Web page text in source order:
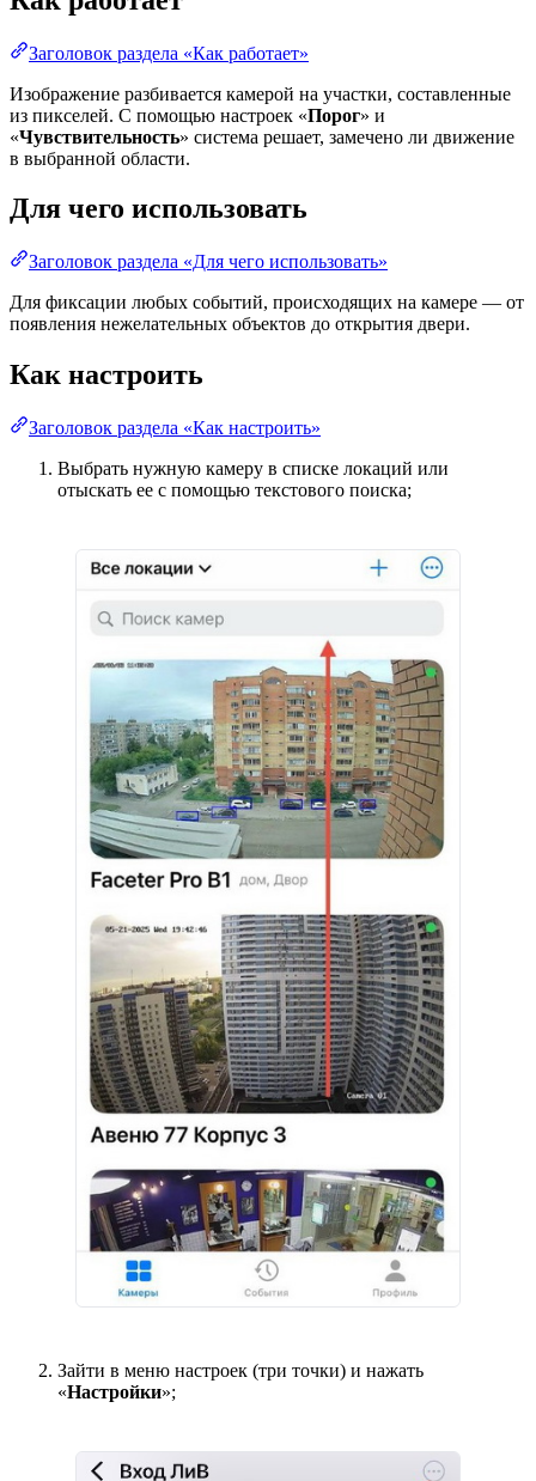
Заголовок раздела «Как работает»
Изображение разбивается камерой на участки, составленные
из пикселей. С помощью настроек «Порог» и
«Чувствительность» система решает, замечено ли движение
в выбранной области.
Для чего использовать
Заголовок раздела «Для чего использовать»
Для фиксации любых событий, происходящих на камере — от
появления нежелательных объектов до открытия двери.
Как настроить
Заголовок раздела «Как настроить»
Выбрать нужную камеру в списке локаций или
отыскать ее с помощью текстового поиска;
Зайти в меню настроек (три точки) и нажать
«Настройки»;